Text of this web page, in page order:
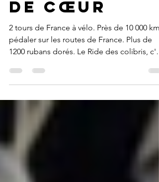
battements
de cœur
2 tours de France à vélo. Près de 10 000 km
1200 rubans dorés. Le Ride des colibris, c'est
la vie.